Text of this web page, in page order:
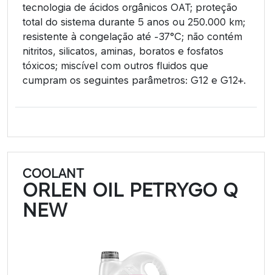
tecnologia de ácidos orgânicos OAT; proteção
total do sistema durante 5 anos ou 250.000 km;
resistente à congelação até -37°C; não contém
nitritos, silicatos, aminas, boratos e fosfatos
tóxicos; miscível com outros fluidos que
cumpram os seguintes parâmetros: G12 e G12+.
COOLANT
ORLEN OIL PETRYGO Q
NEW